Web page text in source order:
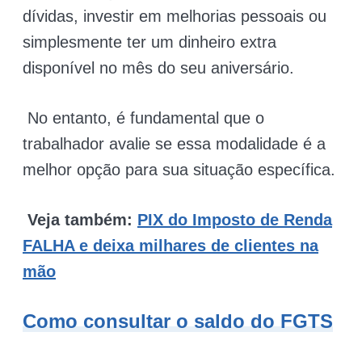
dívidas, investir em melhorias pessoais ou
simplesmente ter um dinheiro extra
disponível no mês do seu aniversário.
No entanto, é fundamental que o
trabalhador avalie se essa modalidade é a
melhor opção para sua situação específica.
Veja também: PIX do Imposto de Renda
FALHA e deixa milhares de clientes na
mão
Como consultar o saldo do FGTS